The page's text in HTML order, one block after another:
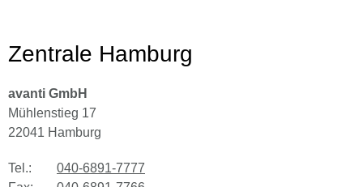
Zentrale Hamburg
avanti GmbH
Mühlenstieg 17
22041 Hamburg
Tel.:
040-6891-7777